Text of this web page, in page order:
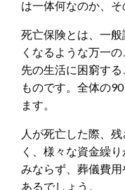
は一体何なのか、そ
死亡保険とは、一
くなるような万一
先の生活に困窮す
ものです。全体の
ます。
人が死亡した際、
く、様々な資金繰
みならず、葬儀費
あるでしょう。